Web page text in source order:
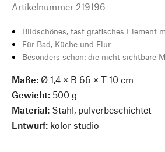
Artikelnummer 219196
Bildschönes, fast grafisches Element
Für Bad, Küche und Flur
Besonders schön: die nicht sichtbare
Maße: Ø 1,4 × B 66 × T 10 cm
Gewicht: 500 g
Material: Stahl, pulverbeschichtet
Entwurf: kolor studio